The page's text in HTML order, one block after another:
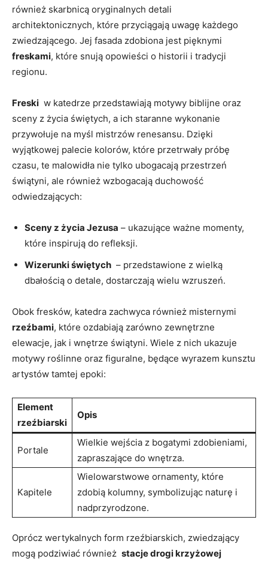
również skarbnicą oryginalnych detali
architektonicznych, które przyciągają uwagę⁤ każdego
zwiedzającego. Jej fasada zdobiona ⁢jest⁣ pięknymi ⁣
freskami,‌ które⁣ snują ⁣opowieści ⁣o historii i tradycji
regionu.
Freski ⁢ w katedrze przedstawiają ‍motywy biblijne oraz
sceny ⁤z życia świętych, a‍ ich staranne ‍wykonanie
⁣przywołuje na myśl ‌mistrzów​ renesansu. Dzięki⁤
wyjątkowej palecie kolorów,⁢ które przetrwały próbę
czasu, te⁤ malowidła ‍nie tylko ubogacają przestrzeń
świątyni, ale również‌ wzbogacają duchowość
odwiedzających:
Sceny z życia Jezusa – ukazujące ważne momenty,
które inspirują do refleksji.
Wizerunki świętych ⁢ – przedstawione z⁣ wielką
dbałością ​o detale, dostarczają⁤ wielu wzruszeń.
Obok fresków, katedra zachwyca również misternymi
rzeźbami, które‌ ozdabiają zarówno zewnętrzne
elewacje, ⁢jak ‌i wnętrze świątyni. Wiele ‍z ​nich ‌ukazuje
motywy⁣ roślinne ‍oraz figuralne, będące‍ wyrazem kunsztu
artystów ‌tamtej epoki:
Element
rzeźbiarski
Opis
Portale
Wielkie wejścia z bogatymi zdobieniami,
⁣zapraszające do ​wnętrza.
Kapitele
Wielowarstwowe ‌ornamenty, które
⁤zdobią kolumny, symbolizując‍ naturę i
nadprzyrodzone.
Oprócz wertykalnych form rzeźbiarskich, zwiedzający
mogą podziwiać ⁤również ⁣ stacje drogi⁤ krzyżowej